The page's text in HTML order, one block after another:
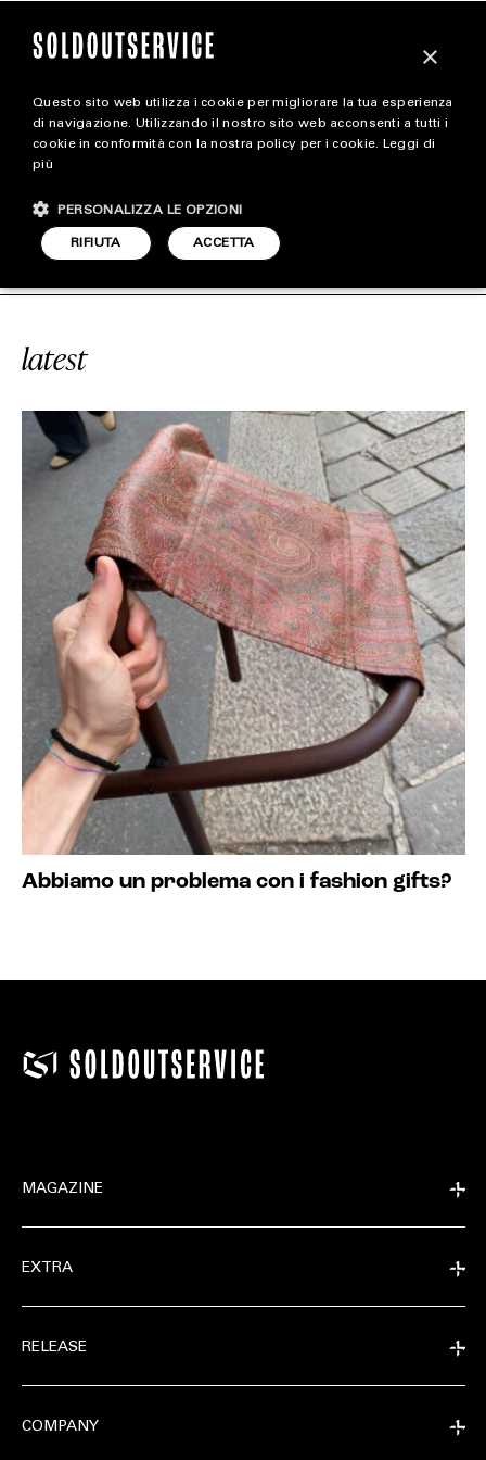
magazine
STYLE
FOOTWEAR
#GIFT SOLDOUTSERVICE
latest
Abbiamo un problema con i fashion gifts?
MAGAZINE
EXTRA
RELEASE
COMPANY
×
Questo sito web utilizza i cookie per migliorare la tua esperienza
di navigazione. Utilizzando il nostro sito web acconsenti a tutti i
cookie in conformità con la nostra policy per i cookie. Leggi di
più
ACCETTA
RIFIUTA
PERSONALIZZA LE OPZIONI